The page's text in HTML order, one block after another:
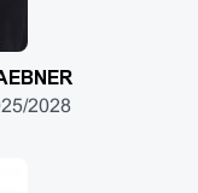
2028